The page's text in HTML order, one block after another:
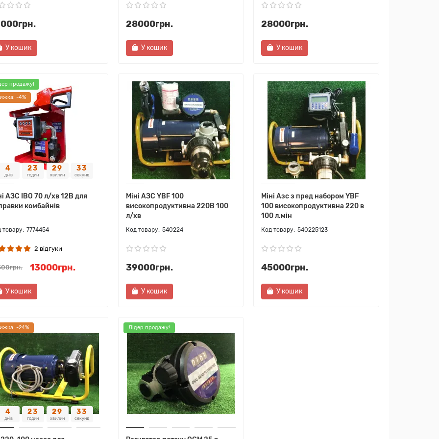
У кошик
28000грн.
У кошик
28000грн.
У кошик
продажу!
-4%
4
днів
23
годин
29
хвилин
32
секунд
АЗС IBO 70 л/хв 12В для
комбайнів
7774454
2 відгуки
13000грн.
У кошик
Міні АЗС YBF 100
високопродуктивна 220В 100
л/хв
540224
39000грн.
У кошик
Міні Азс з пред набором YBF
100 високопродуктивна 220 в
100 л.мін
540225123
45000грн.
У кошик
-24%
4
днів
23
годин
29
хвилин
32
секунд
Лідер продажу!